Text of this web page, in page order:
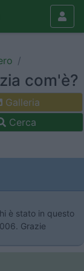
com'è?
Galleria
Cerca
è stato in questo
Grazie